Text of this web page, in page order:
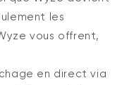
les
vous offrent,
en direct via